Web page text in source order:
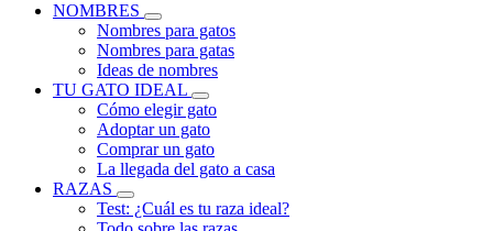
NOMBRES
Nombres para gatos
Nombres para gatas
Ideas de nombres
TU GATO IDEAL
Cómo elegir gato
Adoptar un gato
Comprar un gato
La llegada del gato a casa
RAZAS
Test: ¿Cuál es tu raza ideal?